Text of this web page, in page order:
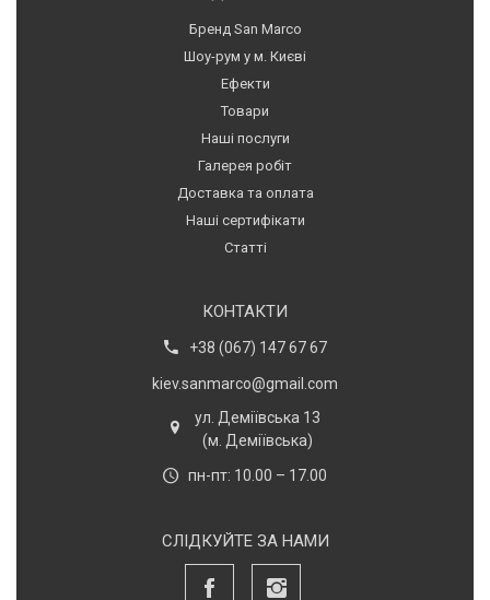
Бренд San Marco
Шоу-рум у м. Києві
Ефекти
Товари
Наші послуги
Галерея робіт
Доставка та оплата
Наші сертифікати
Статті
КОНТАКТИ
+38 (067) 147 67 67
kiev.sanmarco@gmail.com
ул. Деміївська 13
(м. Деміївська)
пн-пт: 10.00 – 17.00
СЛІДКУЙТЕ ЗА НАМИ